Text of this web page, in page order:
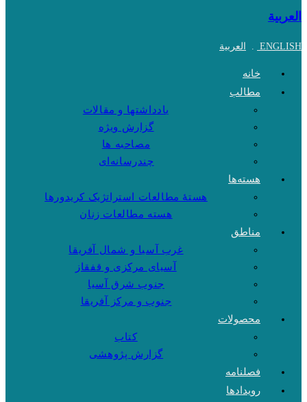
العربية
ENGLISH
. العربية
خانه
مطالب
یادداشتها و مقالات
گزارش ویژه
مصاحبه ها
چندرسانه‌ای
هسته‌ها
هستهٔ مطالعات استراتژیک کریدورها
هسته مطالعات زنان
مناطق
غرب آسیا و شمال آفریقا
آسیای مرکزی و قفقاز
جنوب شرق آسیا
جنوب و مرکز آفریقا
محصولات
کتاب
گزارش پژوهشی
فصلنامه
رویدادها